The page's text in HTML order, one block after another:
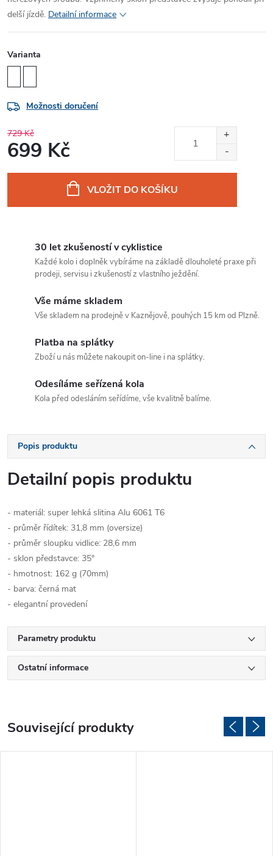
delší jízdě. Detailní informace
Varianta
Možnosti doručení
729 Kč
699 Kč
VLOŽIT DO KOŠÍKU
30 let zkušeností v cyklistice
Každé kolo i doplněk vybíráme na základě dlouholeté praxe při
prodeji, servisu i zkušeností z vlastního ježdění.
Vše máme skladem
Vše skladem na prodejně v Kaznějově, pouhých 15 km od Plzně.
Platba na splátky
Zboží u nás můžete nakoupit on-line i na splátky.
Odesíláme seřízená kola
Kola před odesláním seřídíme, vše kvalitně balíme.
Popis produktu
Detailní popis produktu
- materiál: super lehká slitina Alu 6061 T6
- průměr řídítek: 31,8 mm (oversize)
- průměr sloupku vidlice: 28,6 mm
- sklon představce: 35°
- hmotnost: 162 g (70mm)
- barva: černá mat
- elegantní provedení
Parametry produktu
Ostatní informace
Související produkty